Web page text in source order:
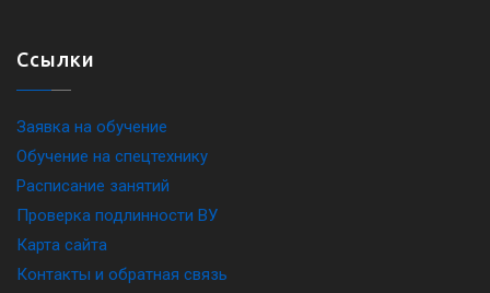
Ссылки
Заявка на обучение
Обучение на спецтехнику
Расписание занятий
Проверка подлинности ВУ
Карта сайта
Контакты и обратная связь